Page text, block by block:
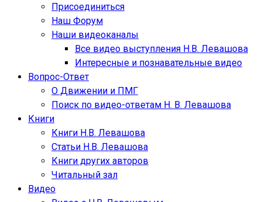
Присоединиться
Наш Форум
Наши видеоканалы
Все видео выступления Н.В. Левашова
Интересные и познавательные видео
Вопрос-Ответ
О Движении и ПМГ
Поиск по видео-ответам Н. В. Левашова
Книги
Книги Н.В. Левашова
Статьи Н.В. Левашова
Книги других авторов
Читальный зал
Видео